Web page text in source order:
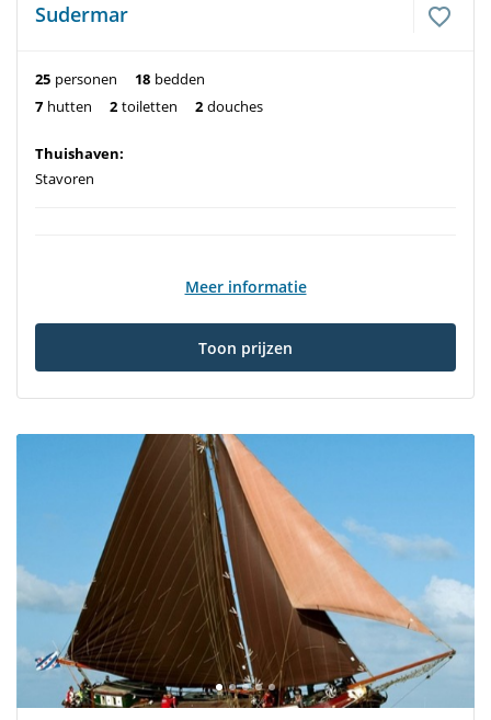
Sudermar
25 personen 18 bedden
7 hutten 2 toiletten 2 douches
Thuishaven:
Stavoren
Meer informatie
Toon prijzen